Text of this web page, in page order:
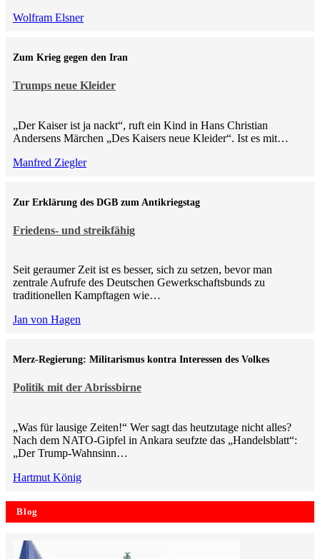
Wolfram Elsner
Trumps neue Kleider
Zum Krieg gegen den Iran
„Der Kaiser ist ja nackt“, ruft ein Kind in Hans Christian
Andersens Märchen „Des Kaisers neue Kleider“. Ist es mit…
Manfred Ziegler
Friedens- und streikfähig
Zur Erklärung des DGB zum Antikriegstag
Seit geraumer Zeit ist es besser, sich zu setzen, bevor man
zentrale Aufrufe des Deutschen Gewerkschaftsbunds zu
traditionellen Kampftagen wie…
Jan von Hagen
Politik mit der Abrissbirne
Merz-Regierung: Militarismus kontra Inte­ressen des Volkes
„Was für lausige Zeiten!“ Wer sagt das heutzutage nicht alles?
Nach dem NATO-Gipfel in Ankara seufzte das „Handelsblatt“:
„Der Trump-Wahnsinn…
Hartmut König
Blog